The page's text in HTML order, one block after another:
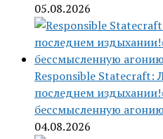
05.08.2026
Responsible Statecraft:
последнем
бессмысленную
04.08.2026